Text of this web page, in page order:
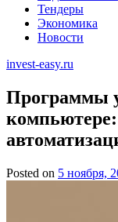
Тендеры
Экономика
Новости
invest-easy.ru
Программы
Posted on 5 ноября,